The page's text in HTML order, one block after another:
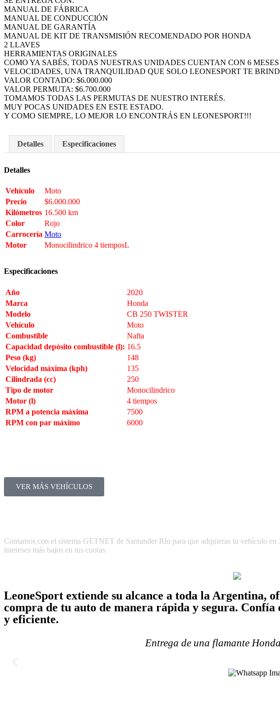
MANUAL DE FÁBRICA
MANUAL DE CONDUCCIÓN
MANUAL DE GARANTÍA
MANUAL DE KIT DE TRANSMISIÓN RECOMENDADO POR HONDA
2 LLAVES
HERRAMIENTAS ORIGINALES
COMO YA SABÉS, TODAS NUESTRAS UNIDADES CUENTAN CON 6
VELOCIDADES, UNA TRANQUILIDAD QUE SOLO LEONESPORT TE
VALOR CONTADO: $6.000.000
VALOR PERMUTA: $6.700.000
TOMAMOS TODAS LAS PERMUTAS DE NUESTRO INTERÉS.
MUY POCAS UNIDADES EN ESTE ESTADO.
Y COMO SIEMPRE, LO MEJOR LO ENCONTRÁS EN LEONESPORT!!!
Detalles Especificaciones
Detalles
Vehículo
Moto
Precio
$6.000.000
Kilómetros 16.500 km
Color
Rojo
Carrocería Moto
Motor
Monocilindrico 4 tiemposL
Especificaciones
Año
2020
Marca
Honda
Modelo
CB 250 TWISTER
Vehículo
Moto
Combustible
Nafta
Capacidad depósito combustible (l): 16.5
Peso (kg)
148
Velocidad máxima (kph)
135
Cilindrada (cc)
250
Tipo de motor
Monocilindrico
Motor (l)
4 tiempos
RPM a potencia máxima
7500
RPM con par máximo
6000
VER MÁS VEHÍCULOS
Contamos con el sistema GETNET de Santander Río para que adquieras tu vehículo
intereses más bajos en tus cuotas
LeoneSport extiende su alcance a toda la Argentina,
compra de tu auto de manera rápida y segura.
y eficiente.
Entrega de una flamante